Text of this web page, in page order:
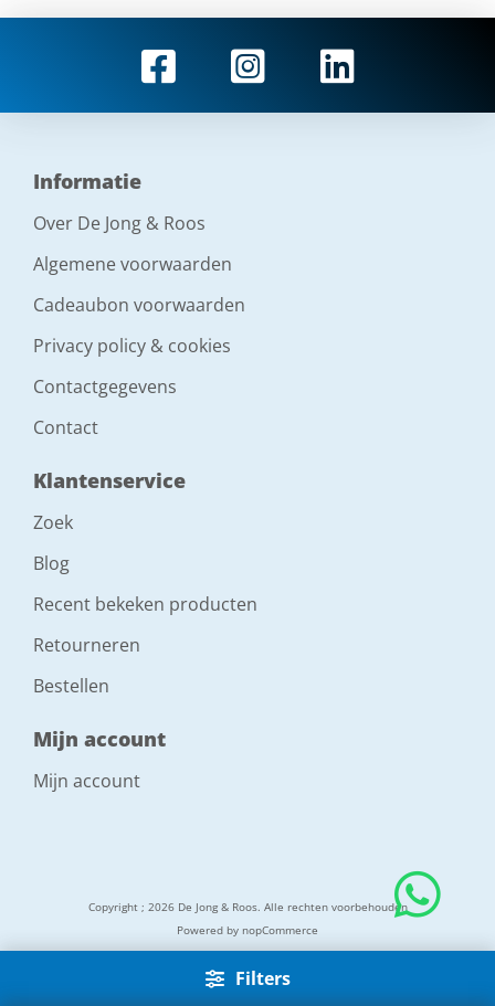
Filters
Informatie
Over De Jong & Roos
Algemene voorwaarden
Cadeaubon voorwaarden
Privacy policy & cookies
Contactgegevens
Contact
Klantenservice
Zoek
Blog
Recent bekeken producten
Retourneren
Bestellen
Mijn account
Mijn account
Copyright ; 2026 De Jong & Roos. Alle rechten voorbehouden
Powered by nopCommerce